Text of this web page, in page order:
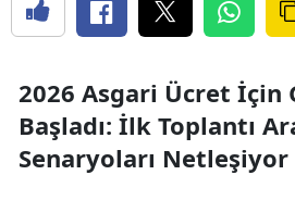
2026 Asgari Ücret İçin
Başladı: İlk Toplantı
Senaryoları Netleşiyor